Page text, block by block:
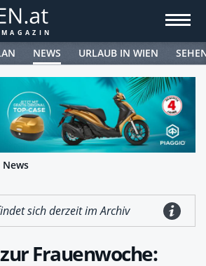
NEWS URLAUB IN WIEN
News
sich derzeit im Archiv
Frauenwoche: